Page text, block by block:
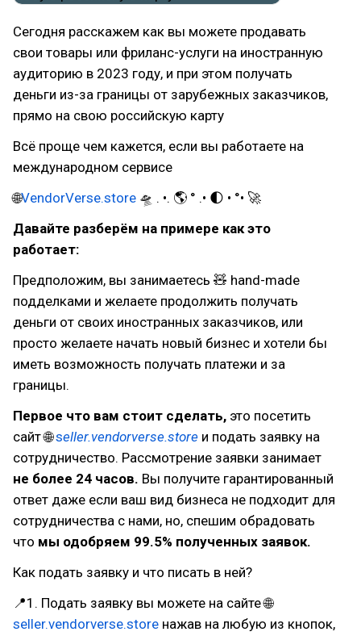
Сегодня расскажем как вы можете продавать
свои товары или фриланс-услуги на иностранную
аудиторию в 2023 году, и при этом получать
деньги из-за границы от зарубежных заказчиков,
прямо на свою российскую карту
Всё проще чем кажется, если вы работаете на
международном сервисе
🌐VendorVerse.store 🛸 . •. 🌎 ° .• 🌓 • °• 🚀
Давайте разберём на примере как это
работает:
Предположим, вы занимаетесь 🧸 hand-made
подделками и желаете продолжить получать
деньги от своих иностранных заказчиков, или
просто желаете начать новый бизнес и хотели бы
иметь возможность получать платежи и за
границы.
Первое что вам стоит сделать, это посетить
сайт 🌐seller.vendorverse.store и подать заявку на
сотрудничество. Рассмотрение заявки занимает
не более 24 часов. Вы получите гарантированный
ответ даже если ваш вид бизнеса не подходит для
сотрудничества с нами, но, спешим обрадовать
что мы одобряем 99.5% полученных заявок.
Как подать заявку и что писать в ней?
📍1. Подать заявку вы можете на сайте 🌐
seller.vendorverse.store нажав на любую из кнопок,